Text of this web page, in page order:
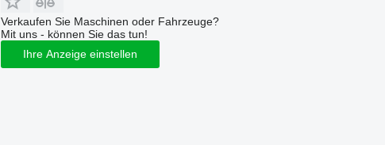
Verkaufen Sie Maschinen oder Fahrzeuge?
Mit uns - können Sie das tun!
Ihre Anzeige einstellen